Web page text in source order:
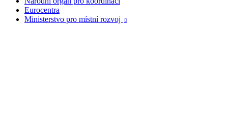
Eurocentra
Ministerstvo pro místní rozvoj
